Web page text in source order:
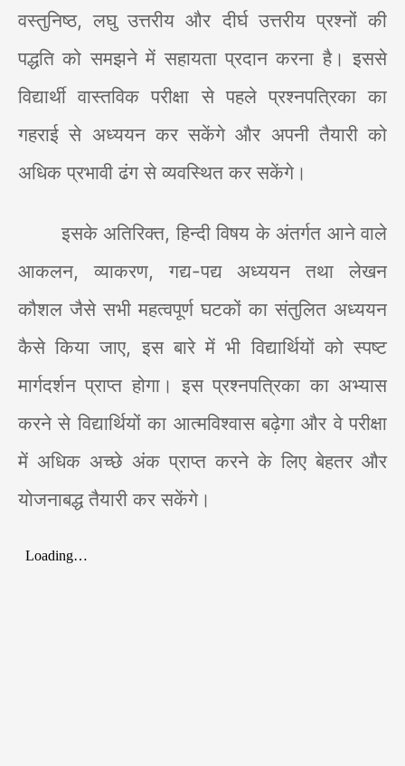
वस्तुनिष्ठ,लघु उत्तरीय और दीर्घ उत्तरीय प्रश्नों की
पद्धति को समझने में सहायता प्रदान करना है। इससे
विद्यार्थी वास्तविक परीक्षा से पहले प्रश्नपत्रिका का
गहराई से अध्ययन कर सकेंगे और अपनी तैयारी को
अधिक प्रभावी ढंग से व्यवस्थित कर सकेंगे।
इसके अतिरिक्त,हिन्दी विषय के अंतर्गत आने वाले
आकलन,व्याकरण,गद्य-पद्य अध्ययन तथा लेखन
कौशल जैसे सभी महत्वपूर्ण घटकों का संतुलित अध्ययन
कैसे किया जाए,इस बारे में भी विद्यार्थियों को स्पष्ट
मार्गदर्शन प्राप्त होगा। इस प्रश्नपत्रिका का अभ्यास
करने से विद्यार्थियों का आत्मविश्वास बढ़ेगा और वे परीक्षा
में अधिक अच्छे अंक प्राप्त करने के लिए बेहतर और
योजनाबद्ध तैयारी कर सकेंगे।